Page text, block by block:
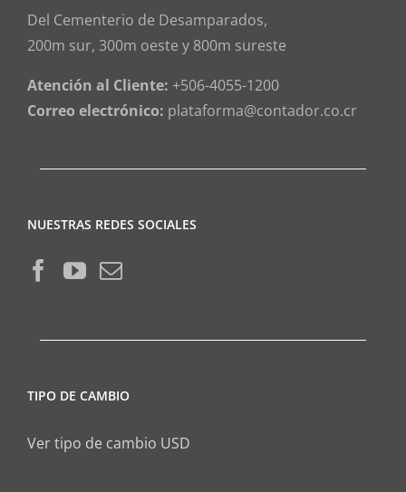
Del Cementerio de Desamparados,
200m sur, 300m oeste y 800m sureste
Atención al Cliente: +506-4055-1200
Correo electrónico: plataforma@contador.co.cr
NUESTRAS REDES SOCIALES
TIPO DE CAMBIO
Ver tipo de cambio USD